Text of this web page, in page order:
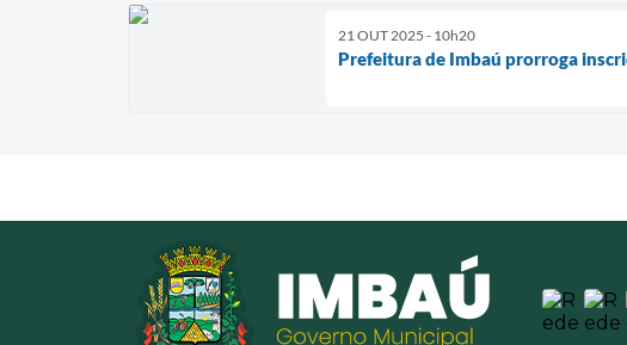
21 OUT 2025 - 10h20
Prefeitura de Imbaú prorroga